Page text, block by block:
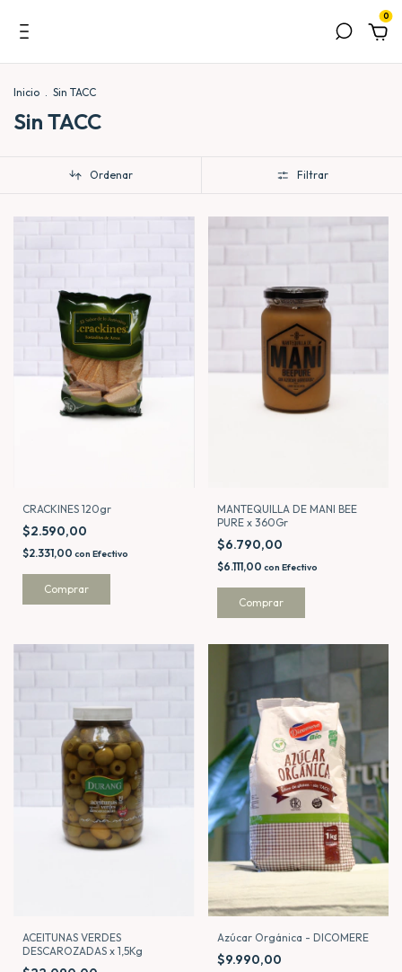
0
Inicio . Sin TACC
Sin TACC
Ordenar Filtrar
CRACKINES 120gr
$2.590,00
$2.331,00 con Efectivo
MANTEQUILLA DE MANI BEE
PURE x 360Gr
$6.790,00
$6.111,00 con Efectivo
ACEITUNAS VERDES
DESCAROZADAS x 1,5Kg
Azúcar Orgánica - DICOMERE
$9.990,00